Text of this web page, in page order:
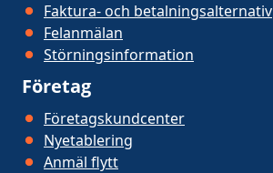
Faktura- och betalningsalternativ
Felanmälan
Störningsinformation
Företag
Företagskundcenter
Nyetablering
Anmäl flytt